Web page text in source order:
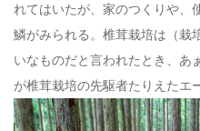
れてはいたが、家のつくりや、
鱗がみられる。椎茸栽培は（栽
いなものだと言われたとき、あ
が椎茸栽培の先駆者たりえたエ